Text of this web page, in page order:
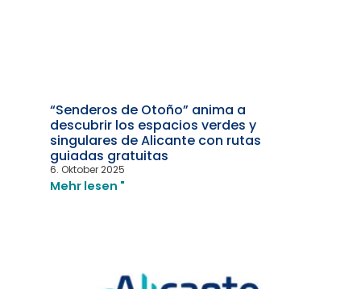
“Senderos de Otoño” anima a
descubrir los espacios verdes y
singulares de Alicante con rutas
guiadas gratuitas
6. Oktober 2025
Mehr lesen "